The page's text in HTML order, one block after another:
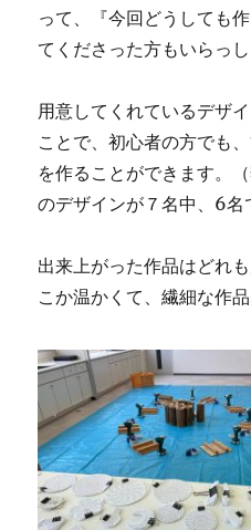
って、『今回どうしても
てくださった方もいらっし
用意してくれているデザ
ことで、初心者の方でも
を作ることができます。
のデザインが７名中、6名
出来上がった作品はどれ
こか温かくて、繊細な作品